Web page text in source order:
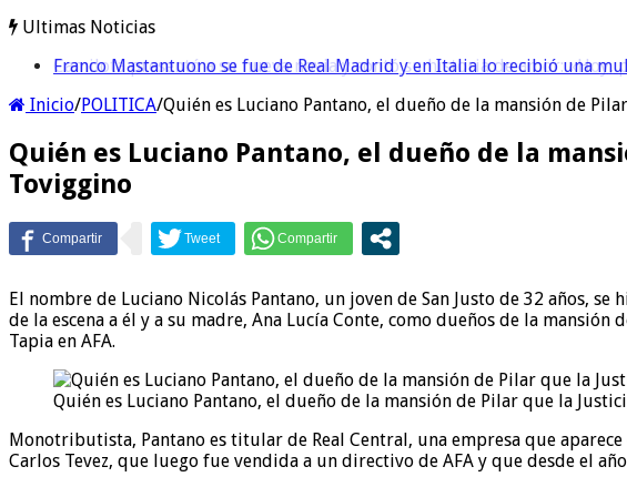
Ultimas Noticias
Franco Mastantuono se fue de Real Madrid y en Italia lo recibió una
Inicio/POLITICA/Quién es Luciano Pantano, el dueño de la mansión de
Quién es Luciano Pantano, el dueño de la
Toviggino
El nombre de Luciano Nicolás Pantano, un joven de San Justo de 32 años,
de la escena a él y a su madre, Ana Lucía Conte, como dueños de la
Tapia en AFA.
Quién es Luciano Pantano, el dueño de la mansión de Pilar que la
Monotributista, Pantano es titular de Real Central, una empresa que
Carlos Tevez, que luego fue vendida a un directivo de AFA y que desde el